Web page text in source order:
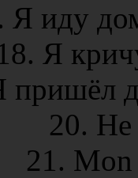
Я иду
Я
пришёл
20.
21.